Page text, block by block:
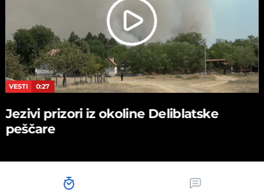
VESTI 0:27
Jezivi prizori iz okoline Deliblatske
peščare